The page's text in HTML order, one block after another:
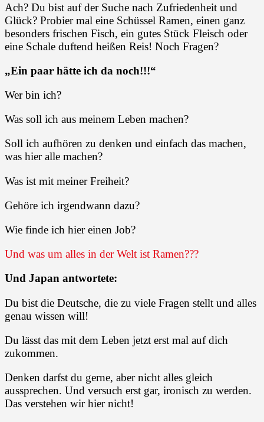
Ach? Du bist auf der Suche nach Zufriedenheit und
Glück? Probier mal eine Schüssel Ramen, einen ganz
besonders frischen Fisch, ein gutes Stück Fleisch oder
eine Schale duftend heißen Reis! Noch Fragen?
„Ein paar hätte ich da noch!!!“
Wer bin ich?
Was soll ich aus meinem Leben machen?
Soll ich aufhören zu denken und einfach das machen,
was hier alle machen?
Was ist mit meiner Freiheit?
Gehöre ich irgendwann dazu?
Wie finde ich hier einen Job?
Und was um alles in der Welt ist Ramen???
Und Japan antwortete:
Du bist die Deutsche, die zu viele Fragen stellt und alles
genau wissen will!
Du lässt das mit dem Leben jetzt erst mal auf dich
zukommen.
Denken darfst du gerne, aber nicht alles gleich
aussprechen. Und versuch erst gar, ironisch zu werden.
Das verstehen wir hier nicht!